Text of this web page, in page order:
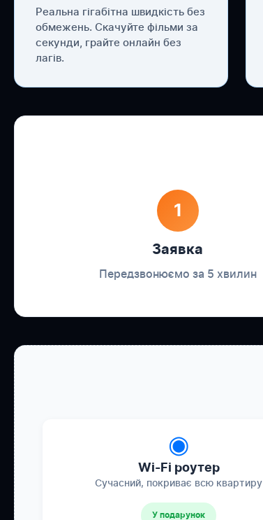
Реальна гігабітна швидкість без
обмежень. Скачуйте фільми за
секунди, грайте онлайн без
лагів.
1
Заявка
Передзвонюємо за 5 хвилин
◉
Wi-Fi роутер
Сучасний, покриває всю квартиру
У подарунок